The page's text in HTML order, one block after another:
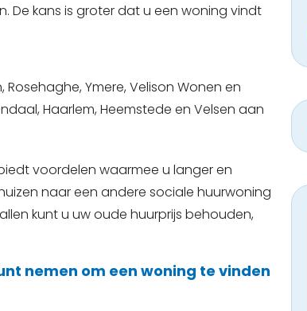
De kans is groter dat u een woning vindt
Ymere, Velison Wonen en
Haarlem, Heemstede en Velsen aan
voordelen waarmee u langer en
naar een andere sociale huurwoning
kunt u uw oude huurprijs behouden,
nemen om een woning te vinden